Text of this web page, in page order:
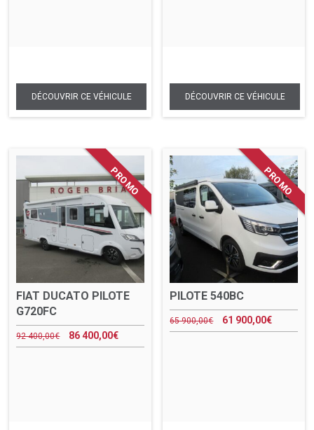
FIAT DUCATO PILOTE
G720FC
92 400,00€ 86 400,00€
PILOTE 540BC
65 900,00€ 61 900,00€